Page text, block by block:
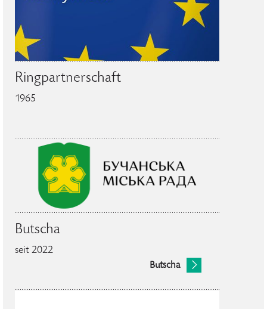
Ringpartnerschaft
1965
Butscha
seit 2022
Butscha